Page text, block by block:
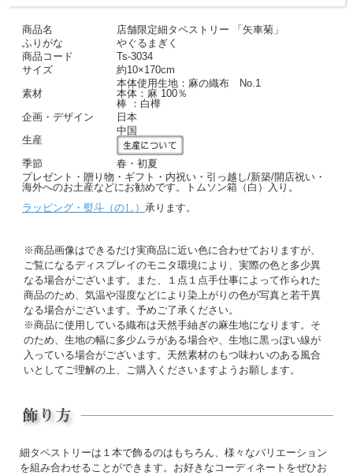
商品名
店舗限定細タペストリー 「矢車菊」
ふりがな
やぐるまぎく
商品コード
Ts-3034
サイズ
約10×170cm
素材
本体使用生地：麻の織布 No.1
本体：麻 100％
棒 ：白樺
企画・デザイン
日本
生産
中国
季節
春・初夏
プレゼント・贈り物・ギフト・内祝い・引っ越し/新築/開店祝い・
海外へのお土産などにお勧めです。トムソン箱（白）入り。
ラッピング・熨斗（のし） 承ります。
※商品画像はできるだけ実商品に近い色に合わせておりますが、
ご覧になるディスプレイのモニタ環境により、実際の色と多少異
なる場合がございます。また、１点１点手仕事によって作られた
商品のため、気温や湿度などにより染上がりの色が写真と若干異
なる場合がございます。予めご了承ください。
※商品に使用している織布は天然手紬ぎの麻生地になります。そ
のため、生地の幅に多少ムラがある場合や、生地に黒っぽい線が
入っている場合がございます。天然素材のもつ味わいのある風合
いとしてご理解の上、ご購入くださいますようお願します。
細タペストリーは１本で飾るのはもちろん、様々なバリエーション
を組み合わせることができます。お好きなコーディネートをぜひお